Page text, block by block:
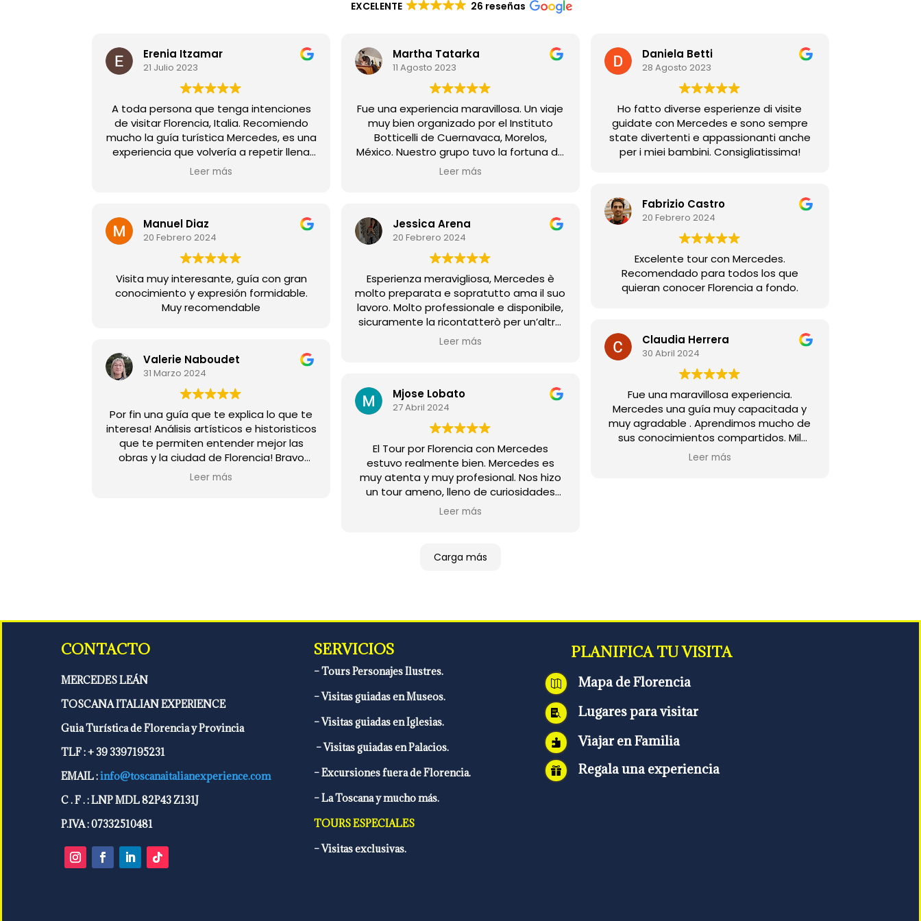
EXCELENTE 26 reseñas
Erenia Itzamar
21 Julio 2023
A toda persona que tenga intenciones
de visitar Florencia, Italia. Recomiendo
mucho la guía turística Mercedes, es una
experiencia que volvería a repetir llena
Leer más
Manuel Diaz
20 Febrero 2024
Visita muy interesante, guía con gran
conocimiento y expresión formidable.
Muy recomendable
Valerie Naboudet
31 Marzo 2024
Por fin una guía que te explica lo que te
interesa! Análisis artísticos e historisticos
que te permiten entender mejor las
obras y la ciudad de Florencia! Bravo
Mercedes! Muy recomendable! Además
Leer más
Martha Tatarka
11 Agosto 2023
Fue una experiencia maravillosa. Un viaje
muy bien organizado por el Instituto
Botticelli de Cuernavaca, Morelos,
México. Nuestro grupo tuvo la fortuna de
contar con una bella y excelente guía
Leer más
Jessica Arena
20 Febrero 2024
Esperienza meravigliosa, Mercedes è
molto preparata e sopratutto ama il suo
lavoro. Molto professionale e disponibile,
sicuramente la ricontatterò per un’altra
visita turistica assieme a lei ♥️
Leer más
Mjose Lobato
27 Abril 2024
El Tour por Florencia con Mercedes
estuvo realmente bien. Mercedes es
muy atenta y muy profesional. Nos hizo
un tour ameno, lleno de curiosidades
históricas y , nos enseñó rincones que de
Leer más
Daniela Betti
28 Agosto 2023
Ho fatto diverse esperienze di visite
guidate con Mercedes e sono sempre
state divertenti e appassionanti anche
per i miei bambini. Consigliatissima!
Fabrizio Castro
20 Febrero 2024
Excelente tour con Mercedes.
Recomendado para todos los que
quieran conocer Florencia a fondo.
Claudia Herrera
30 Abril 2024
Fue una maravillosa experiencia.
Mercedes una guía muy capacitada y
muy agradable . Aprendimos mucho de
sus conocimientos compartidos. Mil
gracias 😊. Bendiciones
Leer más
Carga más
CONTACTO
MERCEDES LEÁN
TOSCANA ITALIAN EXPERIENCE
Guia Turística de Florencia y Provincia
TLF : + 39 3397195231
EMAIL :info@toscanaitalianexperience.com
C . F . : LNP MDL 82P43 Z131J
P.IVA : 07332510481
SERVICIOS
–Tours Personajes Ilustres.
– Visitas guiadas en Museos.
–Visitas guiadas en Iglesias.
– Visitas guiadas en Palacios.
– Excursiones fuera de Florencia.
– La Toscana y mucho más.
TOURS ESPECIALES
– Visitas exclusivas.
PLANIFICA TU VISITA
 Mapa de Florencia
 Lugares para visitar
 Viajar en Familia
 Regala una experiencia